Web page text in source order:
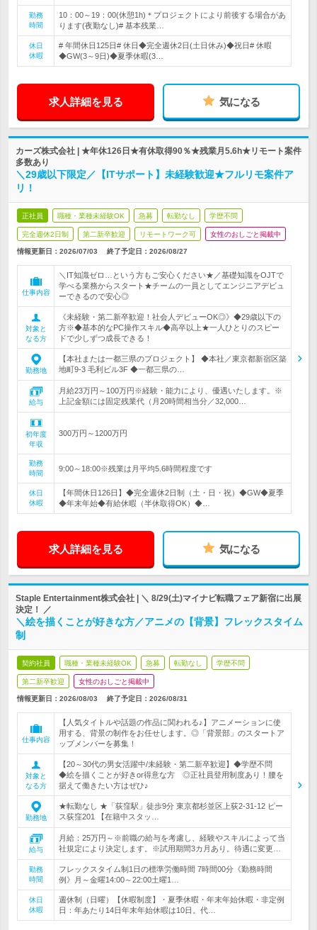
勤務
時間
10：00～19：00(休憩1h)＊プロジェクトにより前後する場合があ
ります(夜勤なし)# 基本残業…
休日
休暇
# 年間休日125日# 休日◆完全週休2日(土日休み)◆祝日# 休暇
◆GW(3～9日)◆夏季休暇(3…
求人詳細を見る 気になる
カーズ株式会社 | ★年休126日★有休取得90％★残業月5.6h★リモート案件
多数あり
＼29歳以下限定／【ITサポート】未経験歓迎★フルリモ案件ア
リ！
正社員 職種・業種未経験OK 急募 転勤なし 学歴不問
完全週休2日制 第二新卒歓迎 リモートワーク可 女性のおしごと掲載中
情報更新日：2026/07/03 終了予定日： 2026/08/27
仕事内容
＼IT知識ゼロ…という方もご安心ください★／基礎知識をOJTで
学べる業務からスタート★チームの一員としてエンジニアデビュ
ーできるので安心◎
対象と
なる方
《未経験・第二新卒歓迎！社会人デビューOK◎》◆29歳以下の
方※◆基本的なPC操作スキル◆高卒以上★一人ひとりのスピー
ドで少しずつ成長できる！
勤務地
【本社または一都三県のプロジェクト】 ◆本社／東京都新宿区築
地町9-3 毛利ビル3F ◆一都三県の…
給与
月給23万円～100万円※経験・能力により、優遇いたします。※
上記金額には固定残業代（月20時間相当分／32,000…
初年度
年収
300万円～1200万円
勤務
時間
9:00～18:00※残業は月平均5.6時間程度です
休日
休暇
【年間休日126日】◆完全週休2日制（土・日・祝）◆GW◆夏季
◆年末年始◆有給休暇（半休取得OK）◆…
求人詳細を見る 気になる
Staple Entertainment株式会社 | ＼ 8/29(土)マイナビ転職フェア新宿に出展
決定！ ／
＼絵を描くことが好きな方／アニメの【背景】フレックスタイム
制
契約社員 職種・業種未経験OK 急募 転勤なし 学歴不問
第二新卒歓迎 女性のおしごと掲載中
情報更新日：2026/08/03 終了予定日： 2026/08/31
仕事内容
【人気タイトルや話題の作品に関われる♪】アニメーションに使
用する、背景の制作をお任せします。◎「背景部」のスタートア
ップメンバーを募集！
対象と
なる方
【20～30代の男女活躍中/未経験・第二新卒歓迎】◆学歴不問
◆絵を描くことが好きor得意な方 ◎正社員登用制度あり！腰を
据えて働きたい方はぜひ♪
勤務地
★転勤なし ★「荻窪駅」徒歩9分 東京都杉並区上荻2-31-12 ピー
ス荻窪201 【在籍中スタッ…
給与
月給：25万円～※前職の給与を考慮し、経験やスキルによって当
社規定により決定します。※試用期間3カ月あり。待遇に変更…
勤務
時間
フレックスタイム制1日の標準労働時間 7時間00分《勤務時間
例》月～金曜14:00～22:00土曜1…
休日
休暇
週休制（日曜）【休暇制度】・夏季休暇・年末年始休暇・非定例
日：年あたり14日年末年始休暇は10日。代…